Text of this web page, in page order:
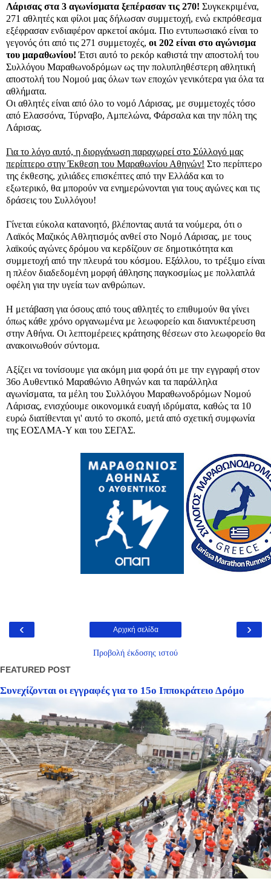
Λάρισας στα 3 αγωνίσματα ξεπέρασαν τις 270! Συγκεκριμένα,
271 αθλητές και φίλοι μας δήλωσαν συμμετοχή, ενώ εκπρόθεσμα
εξέφρασαν ενδιαφέρον αρκετοί ακόμα. Πιο εντυπωσιακό είναι το
γεγονός ότι από τις 271 συμμετοχές, οι 202 είναι στο αγώνισμα
του μαραθωνίου! Έτσι αυτό το ρεκόρ καθιστά την αποστολή του
Συλλόγου Μαραθωνοδρόμων ως την πολυπληθέστερη αθλητική
αποστολή του Νομού μας όλων των εποχών γενικότερα για όλα τα
αθλήματα.
Οι αθλητές είναι από όλο το νομό Λάρισας, με συμμετοχές τόσο
από Ελασσόνα, Τύρναβο, Αμπελώνα, Φάρσαλα και την πόλη της
Λάρισας.
Για το λόγο αυτό, η διοργάνωση παραχωρεί στο Σύλλογό μας
περίπτερο στην Έκθεση του Μαραθωνίου Αθηνών! Στο περίπτερο
της έκθεσης, χιλιάδες επισκέπτες από την Ελλάδα και το
εξωτερικό, θα μπορούν να ενημερώνονται για τους αγώνες και τις
δράσεις του Συλλόγου!
Γίνεται εύκολα κατανοητό, βλέποντας αυτά τα νούμερα, ότι ο
Λαϊκός Μαζικός Αθλητισμός ανθεί στο Νομό Λάρισας, με τους
λαϊκούς αγώνες δρόμου να κερδίζουν σε δημοτικότητα και
συμμετοχή από την πλευρά του κόσμου. Εξάλλου, το τρέξιμο είναι
η πλέον διαδεδομένη μορφή άθλησης παγκοσμίως με πολλαπλά
οφέλη για την υγεία των ανθρώπων.
Η μετάβαση για όσους από τους αθλητές το επιθυμούν θα γίνει
όπως κάθε χρόνο οργανωμένα με λεωφορείο και διανυκτέρευση
στην Αθήνα. Οι λεπτομέρειες κράτησης θέσεων στο λεωφορείο θα
ανακοινωθούν σύντομα.
Αξίζει να τονίσουμε για ακόμη μια φορά ότι με την εγγραφή στον
36ο Αυθεντικό Μαραθώνιο Αθηνών και τα παράλληλα
αγωνίσματα, τα μέλη του Συλλόγου Μαραθωνοδρόμων Νομού
Λάρισας, ενισχύουμε οικονομικά ευαγή ιδρύματα, καθώς τα 10
ευρώ διατίθενται γι' αυτό το σκοπό, μετά από σχετική συμφωνία
της ΕΟΣΛΜΑ-Υ και του ΣΕΓΑΣ.
‹ ›
Αρχική σελίδα
Προβολή έκδοσης ιστού
FEATURED POST
Συνεχίζονται οι εγγραφές για το 15ο Ιπποκράτειο Δρόμο